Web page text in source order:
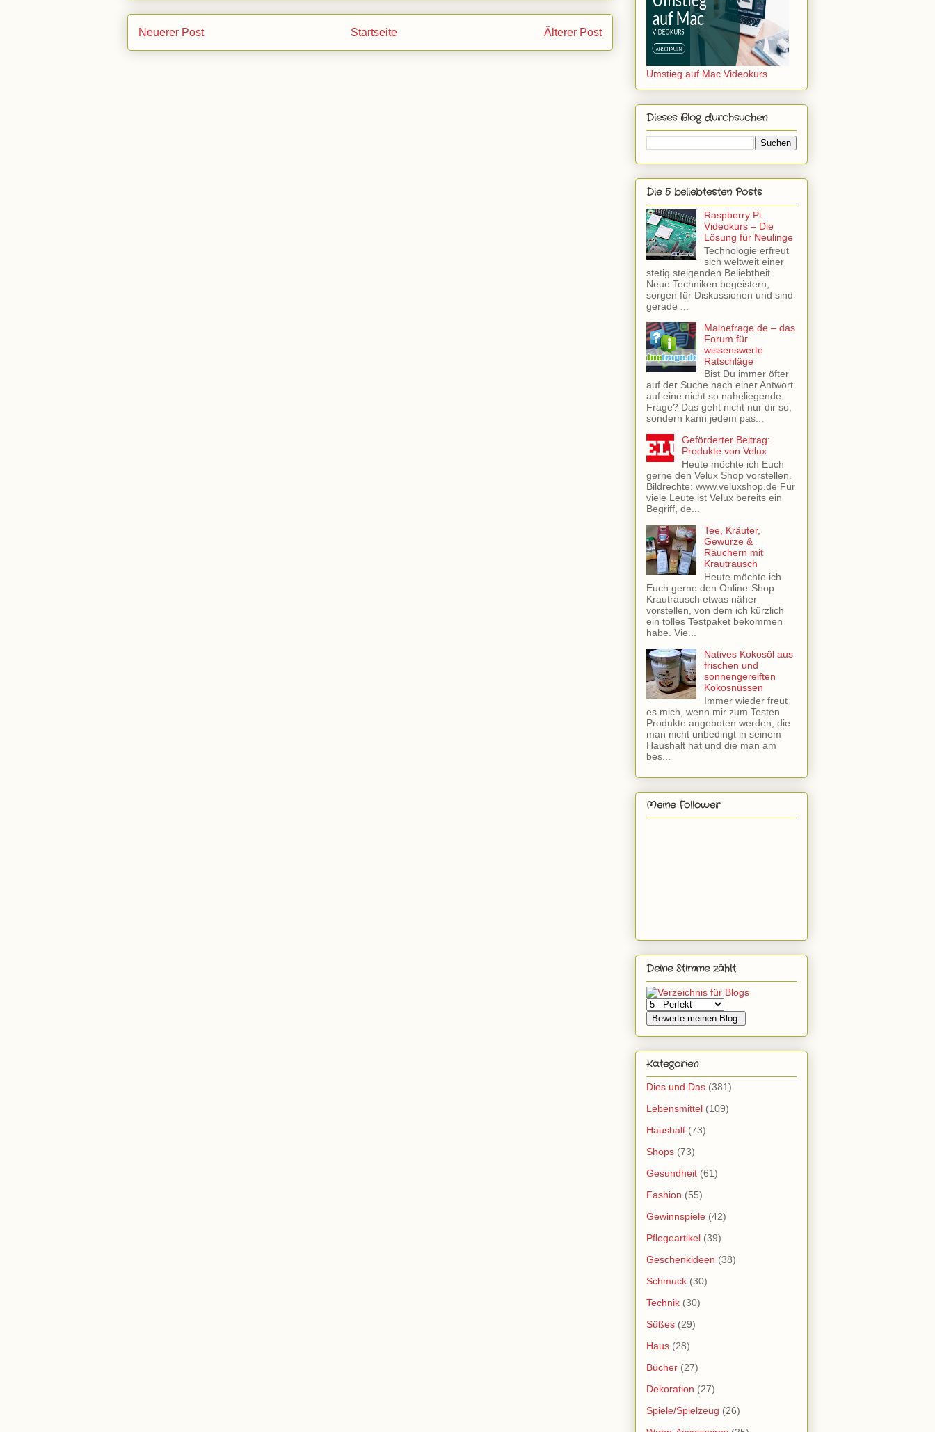
Neuerer Post Älterer Post
Startseite
Umstieg auf Mac Videokurs
Dieses Blog durchsuchen
Die 5 beliebtesten Posts
Raspberry Pi
Videokurs – Die
Lösung für Neulinge
Technologie erfreut
sich weltweit einer
stetig steigenden Beliebtheit.
Neue Techniken begeistern,
sorgen für Diskussionen und sind
gerade ...
Malnefrage.de – das
Forum für
wissenswerte
Ratschläge
Bist Du immer öfter
auf der Suche nach einer Antwort
auf eine nicht so naheliegende
Frage? Das geht nicht nur dir so,
sondern kann jedem pas...
Geförderter Beitrag:
Produkte von Velux
Heute möchte ich Euch
gerne den Velux Shop vorstellen.
Bildrechte: www.veluxshop.de Für
viele Leute ist Velux bereits ein
Begriff, de...
Tee, Kräuter,
Gewürze &
Räuchern mit
Krautrausch
Heute möchte ich
Euch gerne den Online-Shop
Krautrausch etwas näher
vorstellen, von dem ich kürzlich
ein tolles Testpaket bekommen
habe. Vie...
Natives Kokosöl aus
frischen und
sonnengereiften
Kokosnüssen
Immer wieder freut
es mich, wenn mir zum Testen
Produkte angeboten werden, die
man nicht unbedingt in seinem
Haushalt hat und die man am
bes...
Meine Follower
Deine Stimme zählt
Kategorien
Dies und Das (381)
Lebensmittel (109)
Haushalt (73)
Shops (73)
Gesundheit (61)
Fashion (55)
Gewinnspiele (42)
Pflegeartikel (39)
Geschenkideen (38)
Schmuck (30)
Technik (30)
Süßes (29)
Haus (28)
Bücher (27)
Dekoration (27)
Spiele/Spielzeug (26)